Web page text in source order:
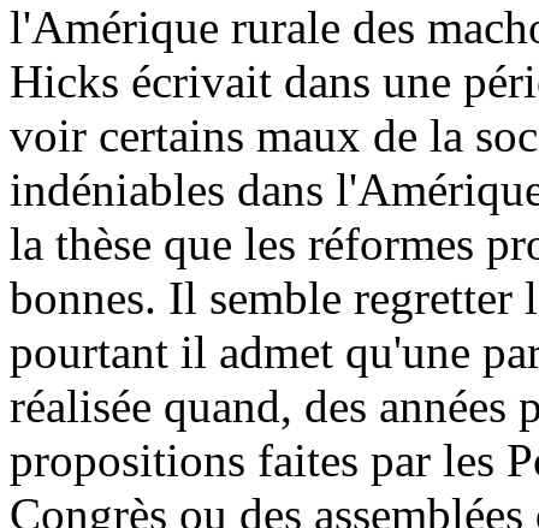
l'Amérique rurale des
Hicks écrivait dans une
voir certains maux de la
indéniables dans
la thèse que les réformes
bonnes. Il semble regretter
pourtant il admet qu'une
réalisée quand, des années
propositions faites par les
Congrès ou des